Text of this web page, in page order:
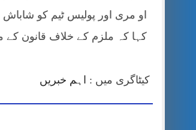
او مری اور پولیس ٹیم کو
کہا کہ ملزم کے خلاف قانون کے
کیٹاگری میں : اہم خبریں